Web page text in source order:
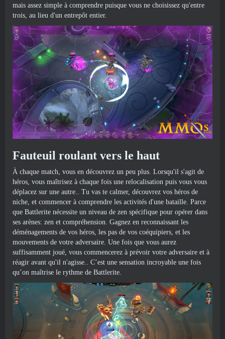
mais assez simple à comprendre puisque vous ne choisissez qu'entre
trois, au lieu d'un entrepôt entier.
Fauteuil roulant vers le haut
À chaque match, vous en découvrez un peu plus. Lorsqu'il s'agit de
héros, vous maîtrisez à chaque fois une relocalisation puis vous vous
déplacez sur une autre.. Tu vas te calmer, découvrez vos héros de
niche, et commencer à comprendre les activités d'une bataille. Parce
que Battlerite nécessite un niveau de zen spécifique pour opérer dans
ses arènes: zen et compréhension. Gagnez en reconnaissant les
déménagements de vos héros, les pas de vos coéquipiers, et les
mouvements de votre adversaire. Une fois que vous aurez
suffisamment joué, vous commencerez à prévoir votre adversaire et à
réagir avant qu'il n'agisse.. C’est une sensation incroyable une fois
qu’on maîtrise le rythme de Battlerite.